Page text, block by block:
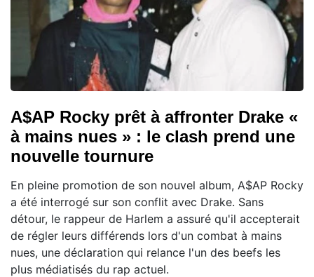
A$AP Rocky prêt à affronter Drake «
à mains nues » : le clash prend une
nouvelle tournure
En pleine promotion de son nouvel album, A$AP Rocky
a été interrogé sur son conflit avec Drake. Sans
détour, le rappeur de Harlem a assuré qu'il accepterait
de régler leurs différends lors d'un combat à mains
nues, une déclaration qui relance l'un des beefs les
plus médiatisés du rap actuel.